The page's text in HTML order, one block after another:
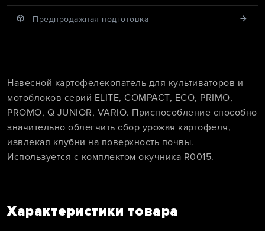
Предпродажная подготовка
Навесной картофелекопатель для культиваторов и
мотоблоков серий ELITE, COMPACT, ECO, PRIMO,
PROMO, Q JUNIOR, VARIO. Приспособление способно
значительно облегчить сбор урожая картофеля,
извлекая клубни на поверхность почвы.
Используется с комплектом окучника R0015.
Характеристики товара